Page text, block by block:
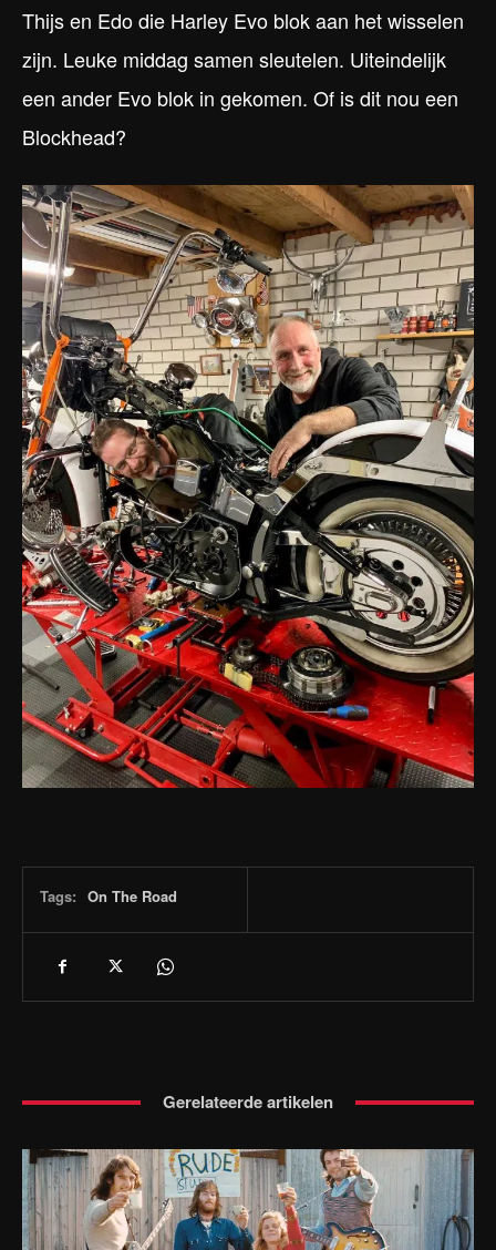
Thijs en Edo die Harley Evo blok aan het wisselen
zijn. Leuke middag samen sleutelen. Uiteindelijk
een ander Evo blok in gekomen. Of is dit nou een
Blockhead?
Tags: On The Road
Gerelateerde artikelen